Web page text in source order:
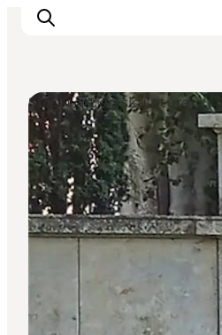
Inspiration
Destinationer
Oplevelser
Overnatning
Planlæg ferien
Street art og skulpturer